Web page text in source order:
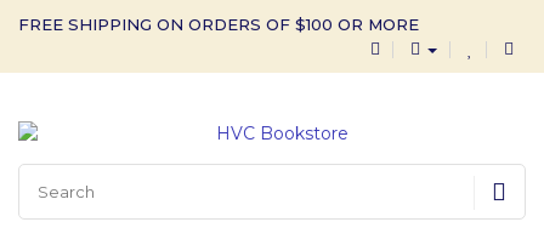
FREE SHIPPING ON ORDERS OF $100 OR MORE